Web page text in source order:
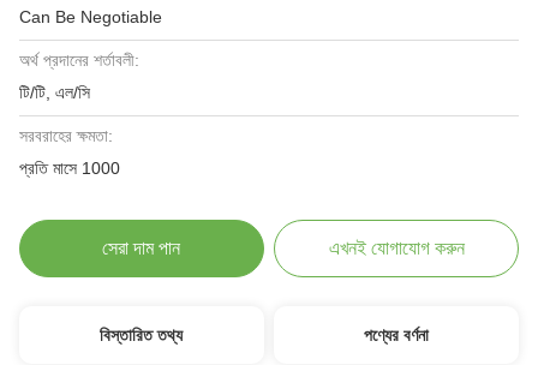
Can Be Negotiable
অর্থ প্রদানের শর্তাবলী:
টি/টি, এল/সি
সরবরাহের ক্ষমতা:
প্রতি মাসে 1000
সেরা দাম পান এখনই যোগাযোগ করুন
বিস্তারিত তথ্য পণ্যের বর্ণনা